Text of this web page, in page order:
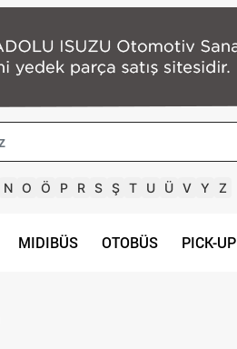
N O Ö P R S Ş T U Ü V Y Z
MIDIBÜS OTOBÜS PICK-UP